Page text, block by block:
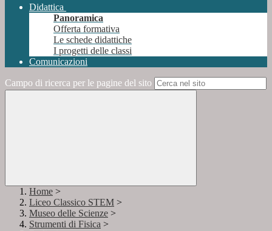
Didattica
Panoramica
Offerta formativa
Le schede didattiche
I progetti delle classi
Comunicazioni
Campo di ricerca per le pagine del sito
Home >
Liceo Classico STEM >
Museo delle Scienze >
Strumenti di Fisica >